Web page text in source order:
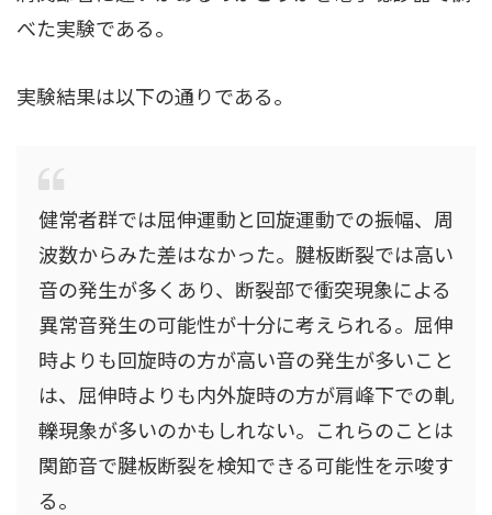
べた実験である。
実験結果は以下の通りである。
健常者群では屈伸運動と回旋運動での振幅、周
波数からみた差はなかった。腱板断裂では高い
音の発生が多くあり、断裂部で衝突現象による
異常音発生の可能性が十分に考えられる。屈伸
時よりも回旋時の方が高い音の発生が多いこと
は、屈伸時よりも内外旋時の方が肩峰下での軋
轢現象が多いのかもしれない。これらのことは
関節音で腱板断裂を検知できる可能性を示唆す
る。